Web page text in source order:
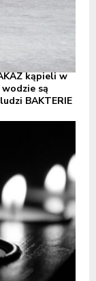
kąpieli w
są
BAKTERIE